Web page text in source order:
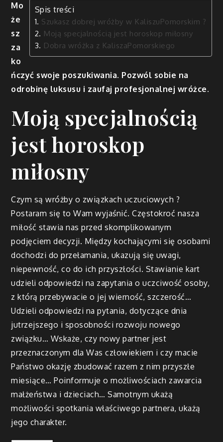
Spis treści
Szukasz dobrej wróżby w KaliszuPomorskim ?
Moją specjalnością jest horoskop miłosny
Dobra wróżka z KaliszaPomorskiego
Mo
że
sz
za
ko
ńczyć swoje poszukiwania. Pozwól sobie na
odrobinę luksusu i zaufaj profesjonalnej wróżce.
Moją specjalnością
jest horoskop
miłosny
Czym są wróżby o związkach uczuciowych ?
Postaram się to Wam wyjaśnić. Częstokroć nasza
miłość stawia nas przed skomplikowanym
podjęciem decyzji. Między kochającymi się osobami
dochodzi do przełamania, ukazują się uwagi,
niepewność, co do ich przyszłości. Stawianie kart
udzieli odpowiedzi na zapytania o uczciwość osoby,
z którą przebywacie o jej wierność, szczerość…
Udzieli odpowiedzi na pytania, dotyczące dnia
jutrzejszego i sposobności rozwoju nowego
związku… Wskaże, czy nowy partner jest
przeznaczonym dla Was człowiekiem i czy macie
Państwo okazję zbudować razem z nim przyszłe
miesiące… Poinformuje o możliwościach zawarcia
małżeństwa i dzieciach… Samotnym ukażą
możliwości spotkania właściwego partnera, ukażą
jego charakter.